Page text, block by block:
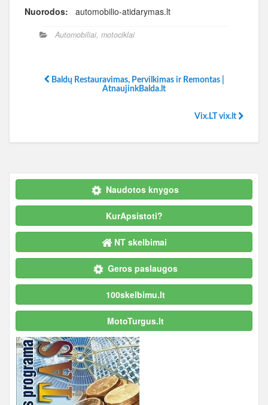
Nuorodos: automobilio-atidarymas.lt
Automobiliai, motociklai
Baldų Restauravimas, Pervilkimas ir Remontas |
AtnaujinkBalda.lt
Vix.LT vix.lt
Naudotos knygos
KurApsistoti?
NT skelbimai
Geros paslaugos
100skelbimu.lt
MotoTurgus.lt